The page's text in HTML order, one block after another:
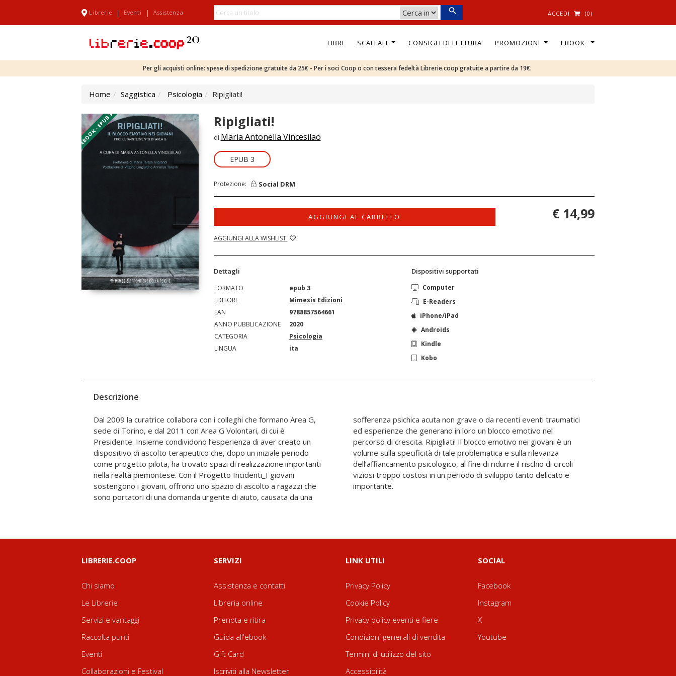
Librerie | Eventi | Assistenza ACCEDI (0)
LIBRI SCAFFALI CONSIGLI DI LETTURA PROMOZIONI EBOOK
Per gli acquisti online: spese di spedizione gratuite da 25€ - Per i soci Coop o con tessera fedeltà Librerie.coop gratuite a partire da 19€.
Home Saggistica Psicologia Ripigliati!
EBOOK - EPUB 3 Ripigliati!
di Maria Antonella Vincesilao
EPUB 3
Protezione: Social DRM
AGGIUNGI AL CARRELLO
AGGIUNGI ALLA WISHLIST
€ 14,99
Dettagli
FORMATO
epub 3
EDITORE
Mimesis Edizioni
EAN
9788857564661
ANNO PUBBLICAZIONE
2020
CATEGORIA
Psicologia
LINGUA
ita
Dispositivi supportati
Computer
E-Readers
iPhone/iPad
Androids
Kindle
Kobo
Descrizione
Dal 2009 la curatrice collabora con i colleghi che formano Area G,
sede di Torino, e dal 2011 con Area G Volontari, di cui è
Presidente. Insieme condividono l’esperienza di aver creato un
dispositivo di ascolto terapeutico che, dopo un iniziale periodo
come progetto pilota, ha trovato spazi di realizzazione importanti
nella realtà piemontese. Con il Progetto Incidenti_I giovani
sostengono i giovani, offrono uno spazio di ascolto a ragazzi che
sono portatori di una domanda urgente di aiuto, causata da una
sofferenza psichica acuta non grave o da recenti eventi traumatici
ed esperienze che generano in loro un blocco emotivo nel
percorso di crescita. Ripigliati! Il blocco emotivo nei giovani è un
volume sulla specificità di tale problematica e sulla rilevanza
dell’affiancamento psicologico, al fine di ridurre il rischio di circoli
viziosi troppo costosi in un periodo di sviluppo tanto delicato e
importante.
LIBRERIE.COOP
Chi siamo
Le Librerie
Servizi e vantaggi
Raccolta punti
Eventi
Collaborazioni e Festival
SERVIZI
Assistenza e contatti
Libreria online
Prenota e ritira
Guida all'ebook
Gift Card
Iscriviti alla Newsletter
LINK UTILI
Privacy Policy
Cookie Policy
Privacy policy eventi e fiere
Condizioni generali di vendita
Termini di utilizzo del sito
Accessibilità
SOCIAL
Facebook
Instagram
X
Youtube